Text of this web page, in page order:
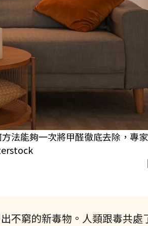
法能夠一次將甲醛徹底去除，專
不窮的新毒物。人類跟毒共處